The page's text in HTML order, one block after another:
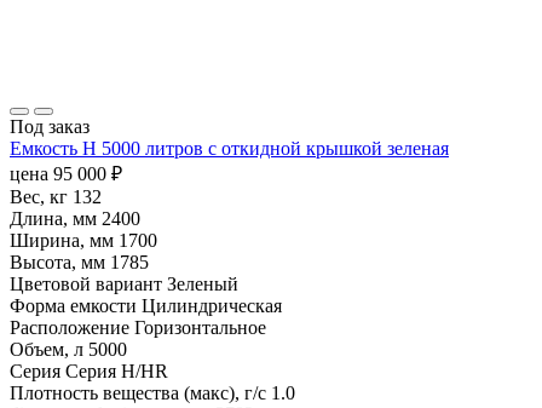
Под заказ
Емкость H 5000 литров с откидной крышкой зеленая
цена 95 000 ₽
Вес, кг 132
Длина, мм 2400
Ширина, мм 1700
Высота, мм 1785
Цветовой вариант Зеленый
Форма емкости Цилиндрическая
Расположение Горизонтальное
Объем, л 5000
Серия Серия H/HR
Плотность вещества (макс), г/с 1.0